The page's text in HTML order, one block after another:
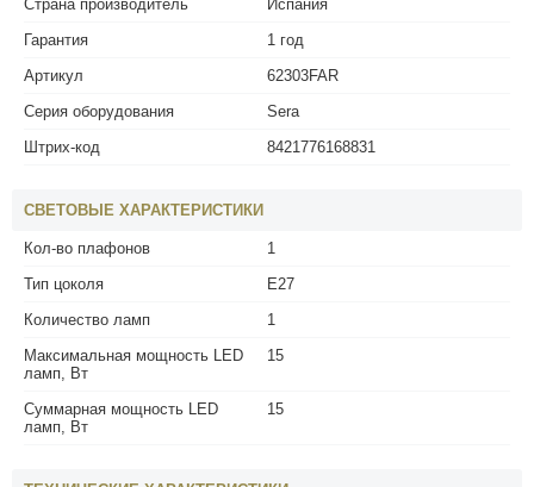
Страна производитель
Испания
Гарантия
1 год
Артикул
62303FAR
Серия оборудования
Sera
Штрих-код
8421776168831
СВЕТОВЫЕ ХАРАКТЕРИСТИКИ
Кол-во плафонов
1
Тип цоколя
E27
Количество ламп
1
Максимальная мощность LED
ламп, Вт
15
Суммарная мощность LED
ламп, Вт
15